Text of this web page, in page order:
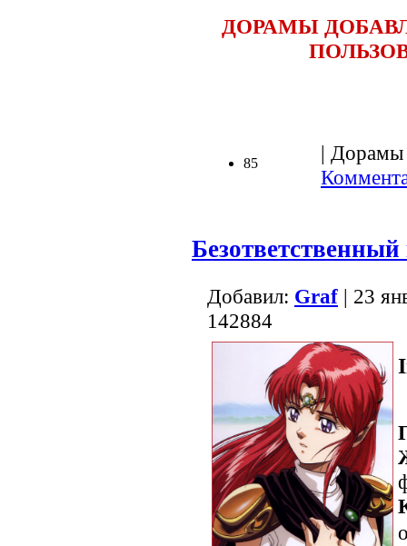
ДОРАМЫ
85
| Дорамы
Добавил: Graf | 23
142884